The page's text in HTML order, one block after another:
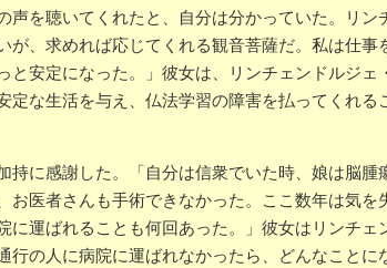
声を聴いてくれたと、自分は分かっていた。リン
、求めれば応じてくれる観音菩薩だ。私は仕事
安定になった。」彼女は、リンチェンドルジェ・
な生活を与え、仏法学習の障害を払ってくれる
に感謝した。「自分は信衆でいた時、娘は脳腫
医者さんも手術できなかった。ここ数年は気を
運ばれることも何回あった。」彼女はリンチェ
行の人に病院に運ばれなかったら、どんなことに